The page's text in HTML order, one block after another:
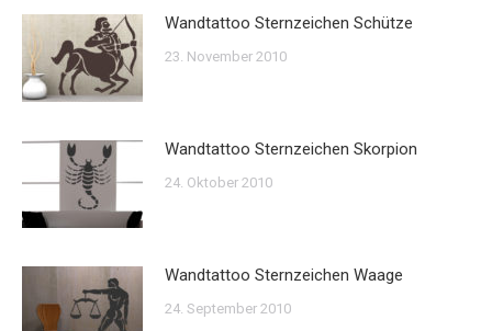
Wandtattoo Sternzeichen Schütze
23. November 2010
Wandtattoo Sternzeichen Skorpion
24. Oktober 2010
Wandtattoo Sternzeichen Waage
24. September 2010